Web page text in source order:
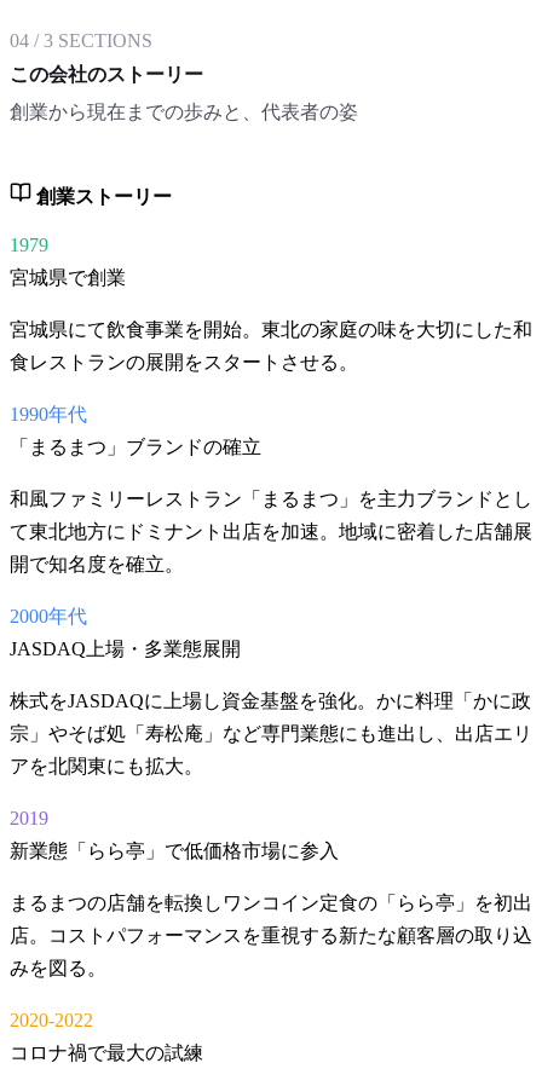
04 /3 SECTIONS
この会社のストーリー
創業から現在までの歩みと、代表者の姿
創業ストーリー
1979
宮城県で創業
宮城県にて飲食事業を開始。東北の家庭の味を大切にした和
食レストランの展開をスタートさせる。
1990年代
「まるまつ」ブランドの確立
和風ファミリーレストラン「まるまつ」を主力ブランドとし
て東北地方にドミナント出店を加速。地域に密着した店舗展
開で知名度を確立。
2000年代
JASDAQ上場・多業態展開
株式をJASDAQに上場し資金基盤を強化。かに料理「かに政
宗」やそば処「寿松庵」など専門業態にも進出し、出店エリ
アを北関東にも拡大。
2019
新業態「らら亭」で低価格市場に参入
まるまつの店舗を転換しワンコイン定食の「らら亭」を初出
店。コストパフォーマンスを重視する新たな顧客層の取り込
みを図る。
2020-2022
コロナ禍で最大の試練